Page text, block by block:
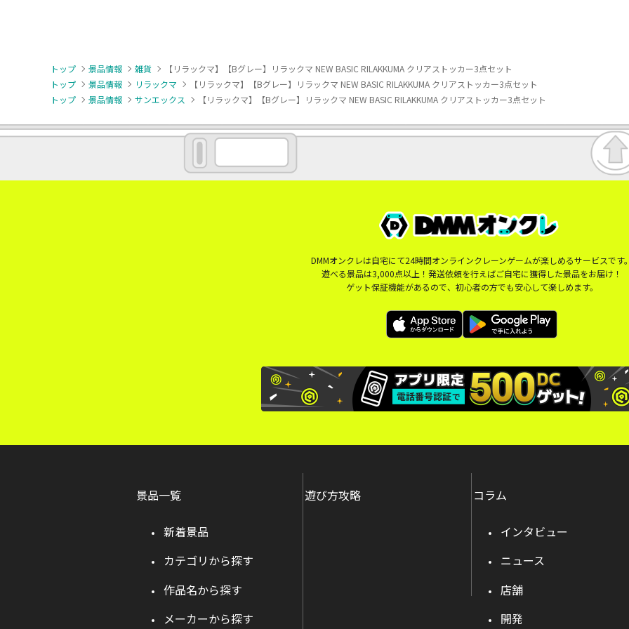
トップ 景品情報 雑貨
【リラックマ】【Bグレー】リラックマ NEW BASIC RILAKKUMA クリアストッカー3点セット
トップ
景品情報 リラックマ
【リラックマ】【Bグレー】リラックマ NEW BASIC RILAKKUMA クリアストッカー3点セット
トップ
景品情報 サンエックス 【リラックマ】【Bグレー】リラックマ NEW BASIC RILAKKUMA クリアストッカー3点セット
DMMオンクレは自宅にて24時間オンラインクレーンゲームが楽しめるサービスです
遊べる景品は3,000点以上！発送依頼を行えばご自宅に獲得した景品をお届け！
ゲット保証機能があるので、初心者の方でも安心して楽しめます。
景品一覧
新着景品
カテゴリから探す
作品名から探す
メーカーから探す
遊び方攻略 コラム
インタビュー
ニュース
店舗
開発